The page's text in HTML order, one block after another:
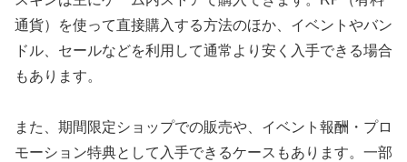
通貨）を使って直接購入する方法のほか、イベントやバン
ドル、セールなどを利用して通常より安く入手できる場合
もあります。
また、期間限定ショップでの販売や、イベント報酬・プロ
モーション特典として入手できるケースもあります。一部